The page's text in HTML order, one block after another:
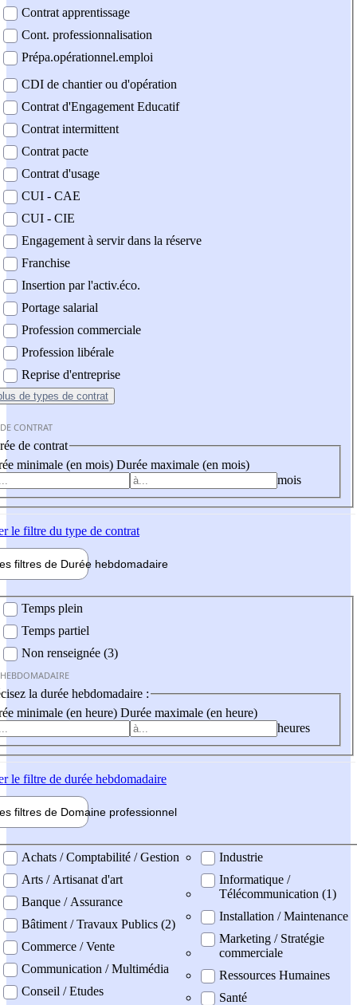
Contrat apprentissage
Cont. professionnalisation
Prépa.opérationnel.emploi
CDI de chantier ou d'opération
Contrat d'Engagement Educatif
Contrat intermittent
Contrat pacte
Contrat d'usage
CUI - CAE
CUI - CIE
Engagement à servir dans la réserve
Franchise
Insertion par l'activ.éco.
Portage salarial
Profession commerciale
Profession libérale
Reprise d'entreprise
de types de contrat
CONTRAT
de contrat
minimale (en mois) Durée maximale (en mois)
mois
le filtre du type de contrat
filtres de Durée hebdomadaire
Temps plein
Temps partiel
Non renseignée (3)
la durée hebdomadaire :
minimale (en heure) Durée maximale (en heure)
heures
le filtre de durée hebdomadaire
filtres de Domaine professionnel
professionel
Achats / Comptabilité / Gestion
Arts / Artisanat d'art
Banque / Assurance
Bâtiment / Travaux Publics (2)
Commerce / Vente
Communication / Multimédia
Conseil / Etudes
Industrie
Informatique /
Télécommunication (1)
Installation / Maintenance
Marketing / Stratégie
commerciale
Ressources Humaines
Santé